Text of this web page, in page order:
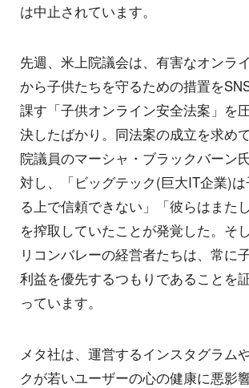
は中止されています。
先週、米上院議会は、有害なオンラ
から子供たちを守るための措置を
課す「子供オンライン安全法案」を
決したばかり。同法案の成立を求め
院議員のマーシャ・ブラックバーン
対し、「ビッグテック(巨大IT企業)
る上で信頼できない」「彼らはまた
を搾取していたことが発覚した。そ
リコンバレーの経営者たちは、常に
利益を優先するつもりであることを
っています。
メタ社は、運営するインスタグラム
クが若いユーザーの心の健康に悪影